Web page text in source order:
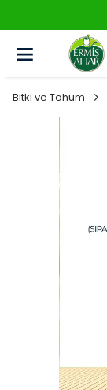
Bitki ve Tohum